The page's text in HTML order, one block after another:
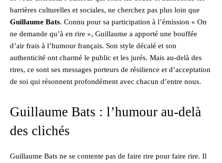
barrières culturelles et sociales, ne cherchez pas plus loin que
Guillaume Bats. Connu pour sa participation à l’émission « On
ne demande qu’à en rire », Guillaume a apporté une bouffée
d’air frais à l’humour français. Son style décalé et son
authenticité ont charmé le public et les jurés. Mais au-delà des
rires, ce sont ses messages porteurs de résilience et d’acceptation
de soi qui résonnent profondément avec chacun d’entre nous.
Guillaume Bats : l’humour au-delà
des clichés
Guillaume Bats ne se contente pas de faire rire pour faire rire. Il